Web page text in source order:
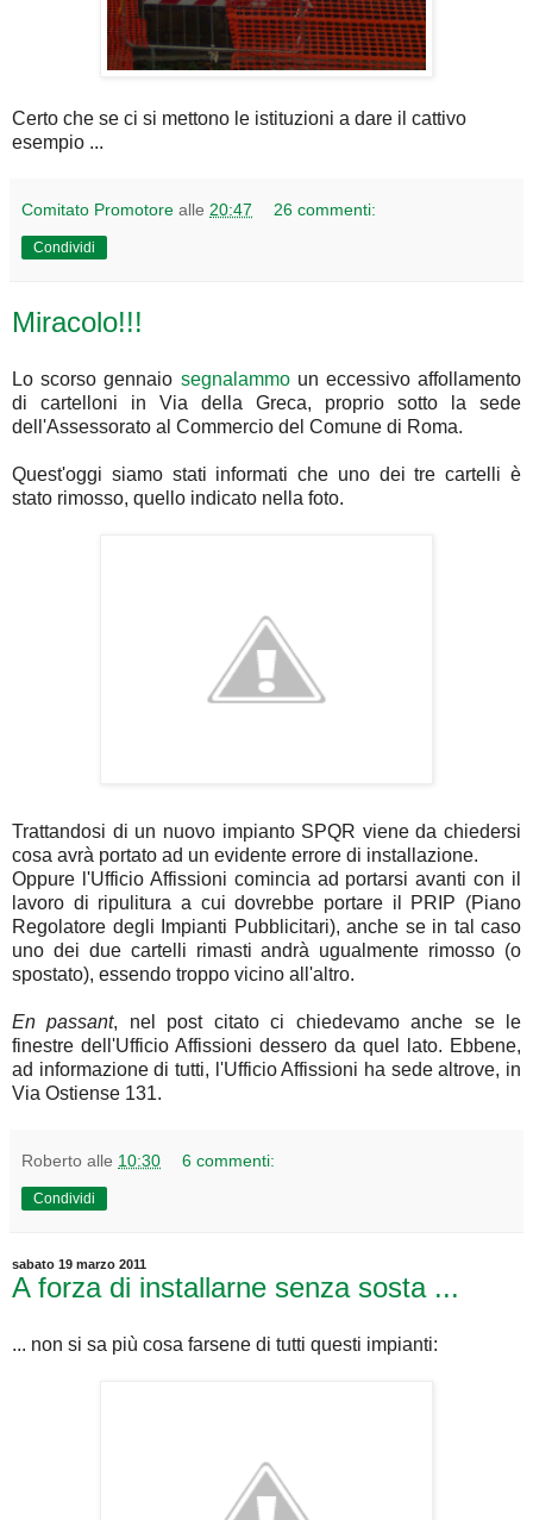
Certo che se ci si mettono le istituzioni a dare il cattivo
esempio ...
Comitato Promotore alle 20:47 26 commenti:
Condividi
Miracolo!!!
Lo scorso gennaio segnalammoun eccessivo affollamento
di cartelloni in Via della Greca, proprio sotto la sede
dell'Assessorato al Commercio del Comune di Roma.
Quest'oggi siamo stati informati che uno dei tre cartelli è
stato rimosso, quello indicato nella foto.
Trattandosi di un nuovo impianto SPQR viene da chiedersi
cosa avrà portato ad un evidente errore di installazione.
Oppure l'Ufficio Affissioni comincia ad portarsi avanti con il
lavoro di ripulitura a cui dovrebbe portare il PRIP (Piano
Regolatore degli Impianti Pubblicitari), anche se in tal caso
uno dei due cartelli rimasti andrà ugualmente rimosso (o
spostato), essendo troppo vicino all'altro.
En passant, nel post citato ci chiedevamo anche se le
finestre dell'Ufficio Affissioni dessero da quel lato. Ebbene,
ad informazione di tutti, l'Ufficio Affissioni ha sede altrove, in
Via Ostiense 131.
Roberto alle 10:30 6 commenti:
Condividi
sabato 19 marzo 2011
A forza di installarne senza sosta ...
... non si sa più cosa farsene di tutti questi impianti: